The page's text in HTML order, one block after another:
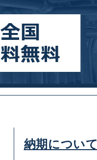
納期について